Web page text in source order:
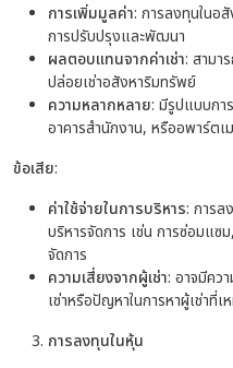
การเพิ่มมูลค่า: การลงทุนในอ
การปรับปรุงและพัฒนา
ผลตอบแทนจากค่าเช่า: สามา
ปล่อยเช่าอสังหาริมทรัพย์
ความหลากหลาย: มีรูปแบบกา
อาคารสำนักงาน, หรืออพาร์ตเ
ข้อเสีย:
ค่าใช้จ่ายในการบริหาร: การล
บริหารจัดการ เช่น การซ่อมแซ
จัดการ
ความเสี่ยงจากผู้เช่า: อาจมีคว
เช่าหรือปัญหาในการหาผู้เช่าที่เ
การลงทุนในหุ้น